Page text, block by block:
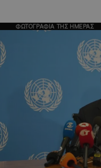
ΦΩΤΟΓΡΑΦΙΑ ΤΗΣ ΗΜΕΡΑΣ